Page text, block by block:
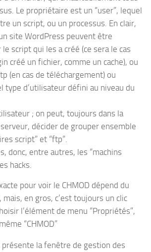
Le propriétaire est un “user”, lequel
un script, ou un processus. En clair,
site WordPress peuvent être
le script qui les a créé (ce sera le cas
créé un fichier, comme un cache), ou
(en cas de téléchargement) ou
type d’utilisateur défini au niveau du
; on peut, toujours dans la
décider de grouper ensemble
script” et “ftp”.
donc, entre autres, les “machins
hacks.
pour voir le CHMOD dépend du
mais, en gros, c’est toujours un clic
l’élément de menu “Propriétés”,
“CHMOD”
la fenêtre de gestion des